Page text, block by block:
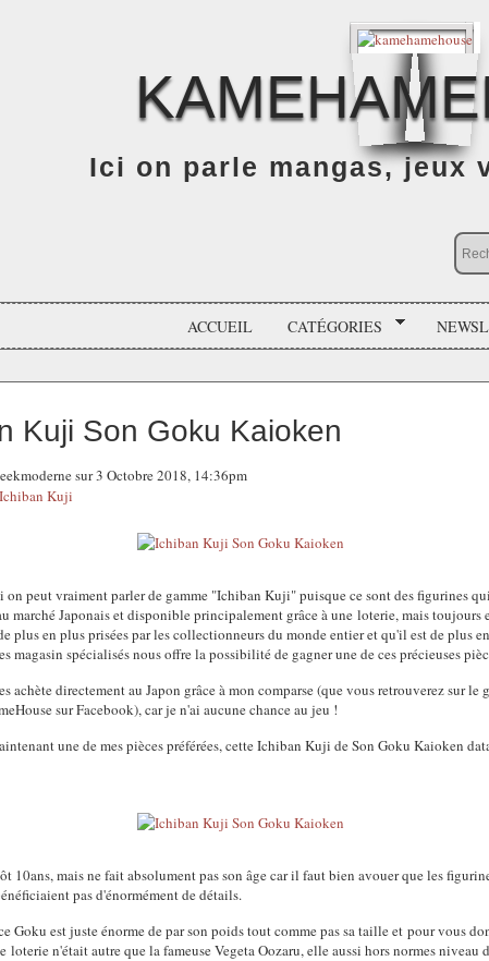
Ici on parle mangas, jeux
ACCUEIL CATÉGORIES
Kuji Son Goku Kaioken
sur 3 Octobre 2018, 14:36pm
Kuji
on peut vraiment parler de gamme "Ichiban Kuji" puisque ce sont des figurines
marché Japonais et disponible principalement grâce à une loterie, mais toujours
plus en plus prisées par les collectionneurs du monde entier et qu'il est de plus
magasin spécialisés nous offre la possibilité de gagner une de ces précieuses
achète directement au Japon grâce à mon comparse (que vous retrouverez sur le
sur Facebook), car je n'ai aucune chance au jeu !
une de mes pièces préférées, cette Ichiban Kuji de Son Goku Kaioken
10ans, mais ne fait absolument pas son âge car il faut bien avouer que les
pas d'énormément de détails.
Goku est juste énorme de par son poids tout comme pas sa taille et pour vous
loterie n'était autre que la fameuse Vegeta Oozaru, elle aussi hors normes niveau